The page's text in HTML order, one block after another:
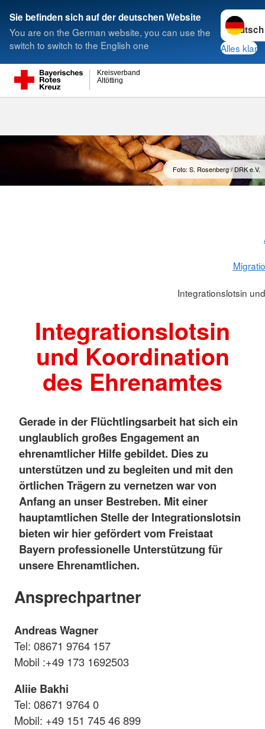
Sie befinden sich auf der deutschen Website
You are on the German website, you can use the
switch to switch to the English one
Sprache
Alles klar
Altötting
Kreisverband
Suche
Foto: S. Rosenberg / DRK e.V.
Integrationslotsin
Integrationslotsin
und Koordination
des Ehrenamtes
Gerade in der Flüchtlingsarbeit hat sich ein
unglaublich großes Engagement an
ehrenamtlicher Hilfe gebildet. Dies zu
unterstützen und zu begleiten und mit den
örtlichen Trägern zu vernetzen war von
Anfang an unser Bestreben. Mit einer
hauptamtlichen Stelle der Integrationslotsin
bieten wir hier gefördert vom Freistaat
Bayern professionelle Unterstützung für
unsere Ehrenamtlichen.
Ansprechpartner
Andreas Wagner
Tel: 08671 9764 157
Mobil :+49 173 1692503
Aliie Bakhi
Tel: 08671 9764 0
Mobil: +49 151 745 46 899